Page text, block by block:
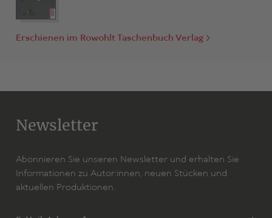
Erschienen im Rowohlt Taschenbuch Verlag
Newsletter
Abonnieren Sie unseren Newsletter und erhalten Sie
Informationen zu Autor:innen, neuen Stücken und
aktuellen Produktionen.